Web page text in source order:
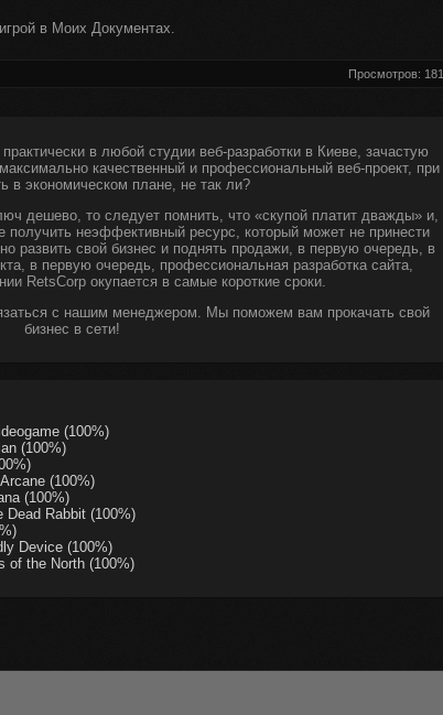
в Моих Документах.
Просмотров: 181
в любой студии веб-разработки в Киеве, зачастую
качественный и профессиональный веб-проект, при
в экономическом плане, не так ли?
дешево, то следует помнить, что «скупой платит дважды» и,
получить неэффективный ресурс, который может не принести
развить свой бизнес и поднять продажи, в первую очередь, в
в первую очередь, профессиональная разработка сайта,
RetsCorp окупается в самые короткие сроки.
с нашим менеджером. Мы поможем вам прокачать свой
бизнес в сети!
(100%)
(100%)
(100%)
(100%)
Dead Rabbit (100%)
Device (100%)
of the North (100%)